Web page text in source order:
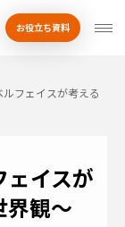
お役立ち資料
フェイスが考える
ェイスが
界観～